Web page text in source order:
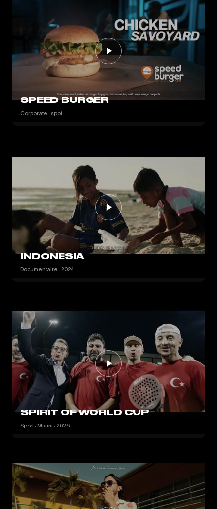
SPEED BURGER
Corporate · spot
INDONESIA
Documentaire · 2024
SPIRIT OF WORLD CUP
Sport · Miami · 2026